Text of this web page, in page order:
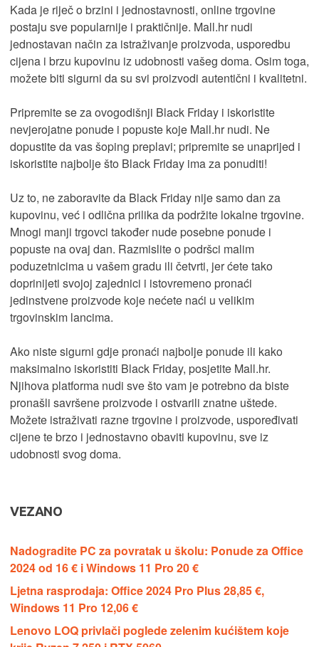
Kada je riječ o brzini i jednostavnosti, online trgovine
postaju sve popularnije i praktičnije. Mall.hr nudi
jednostavan način za istraživanje proizvoda, usporedbu
cijena i brzu kupovinu iz udobnosti vašeg doma. Osim toga,
možete biti sigurni da su svi proizvodi autentični i kvalitetni.
Pripremite se za ovogodišnji Black Friday i iskoristite
nevjerojatne ponude i popuste koje Mall.hr nudi. Ne
dopustite da vas šoping preplavi; pripremite se unaprijed i
iskoristite najbolje što Black Friday ima za ponuditi!
Uz to, ne zaboravite da Black Friday nije samo dan za
kupovinu, već i odlična prilika da podržite lokalne trgovine.
Mnogi manji trgovci također nude posebne ponude i
popuste na ovaj dan. Razmislite o podršci malim
poduzetnicima u vašem gradu ili četvrti, jer ćete tako
doprinijeti svojoj zajednici i istovremeno pronaći
jedinstvene proizvode koje nećete naći u velikim
trgovinskim lancima.
Ako niste sigurni gdje pronaći najbolje ponude ili kako
maksimalno iskoristiti Black Friday, posjetite Mall.hr.
Njihova platforma nudi sve što vam je potrebno da biste
pronašli savršene proizvode i ostvarili znatne uštede.
Možete istraživati razne trgovine i proizvode, uspoređivati
cijene te brzo i jednostavno obaviti kupovinu, sve iz
udobnosti svog doma.
VEZANO
Nadogradite PC za povratak u školu: Ponude za Office
2024 od 16 € i Windows 11 Pro 20 €
Ljetna rasprodaja: Office 2024 Pro Plus 28,85 €,
Windows 11 Pro 12,06 €
Lenovo LOQ privlači poglede zelenim kućištem koje